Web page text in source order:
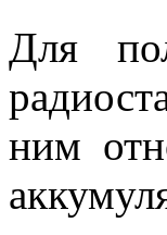
Для
ним